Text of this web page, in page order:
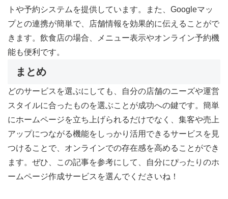
トや予約システムを提供しています。また、Googleマッ
プとの連携が簡単で、店舗情報を効果的に伝えることがで
きます。飲食店の場合、メニュー表示やオンライン予約機
能も便利です。
まとめ
どのサービスを選ぶにしても、自分の店舗のニーズや運営
スタイルに合ったものを選ぶことが成功への鍵です。簡単
にホームページを立ち上げられるだけでなく、集客や売上
アップにつながる機能をしっかり活用できるサービスを見
つけることで、オンラインでの存在感を高めることができ
ます。ぜひ、この記事を参考にして、自分にぴったりのホ
ームページ作成サービスを選んでくださいね！